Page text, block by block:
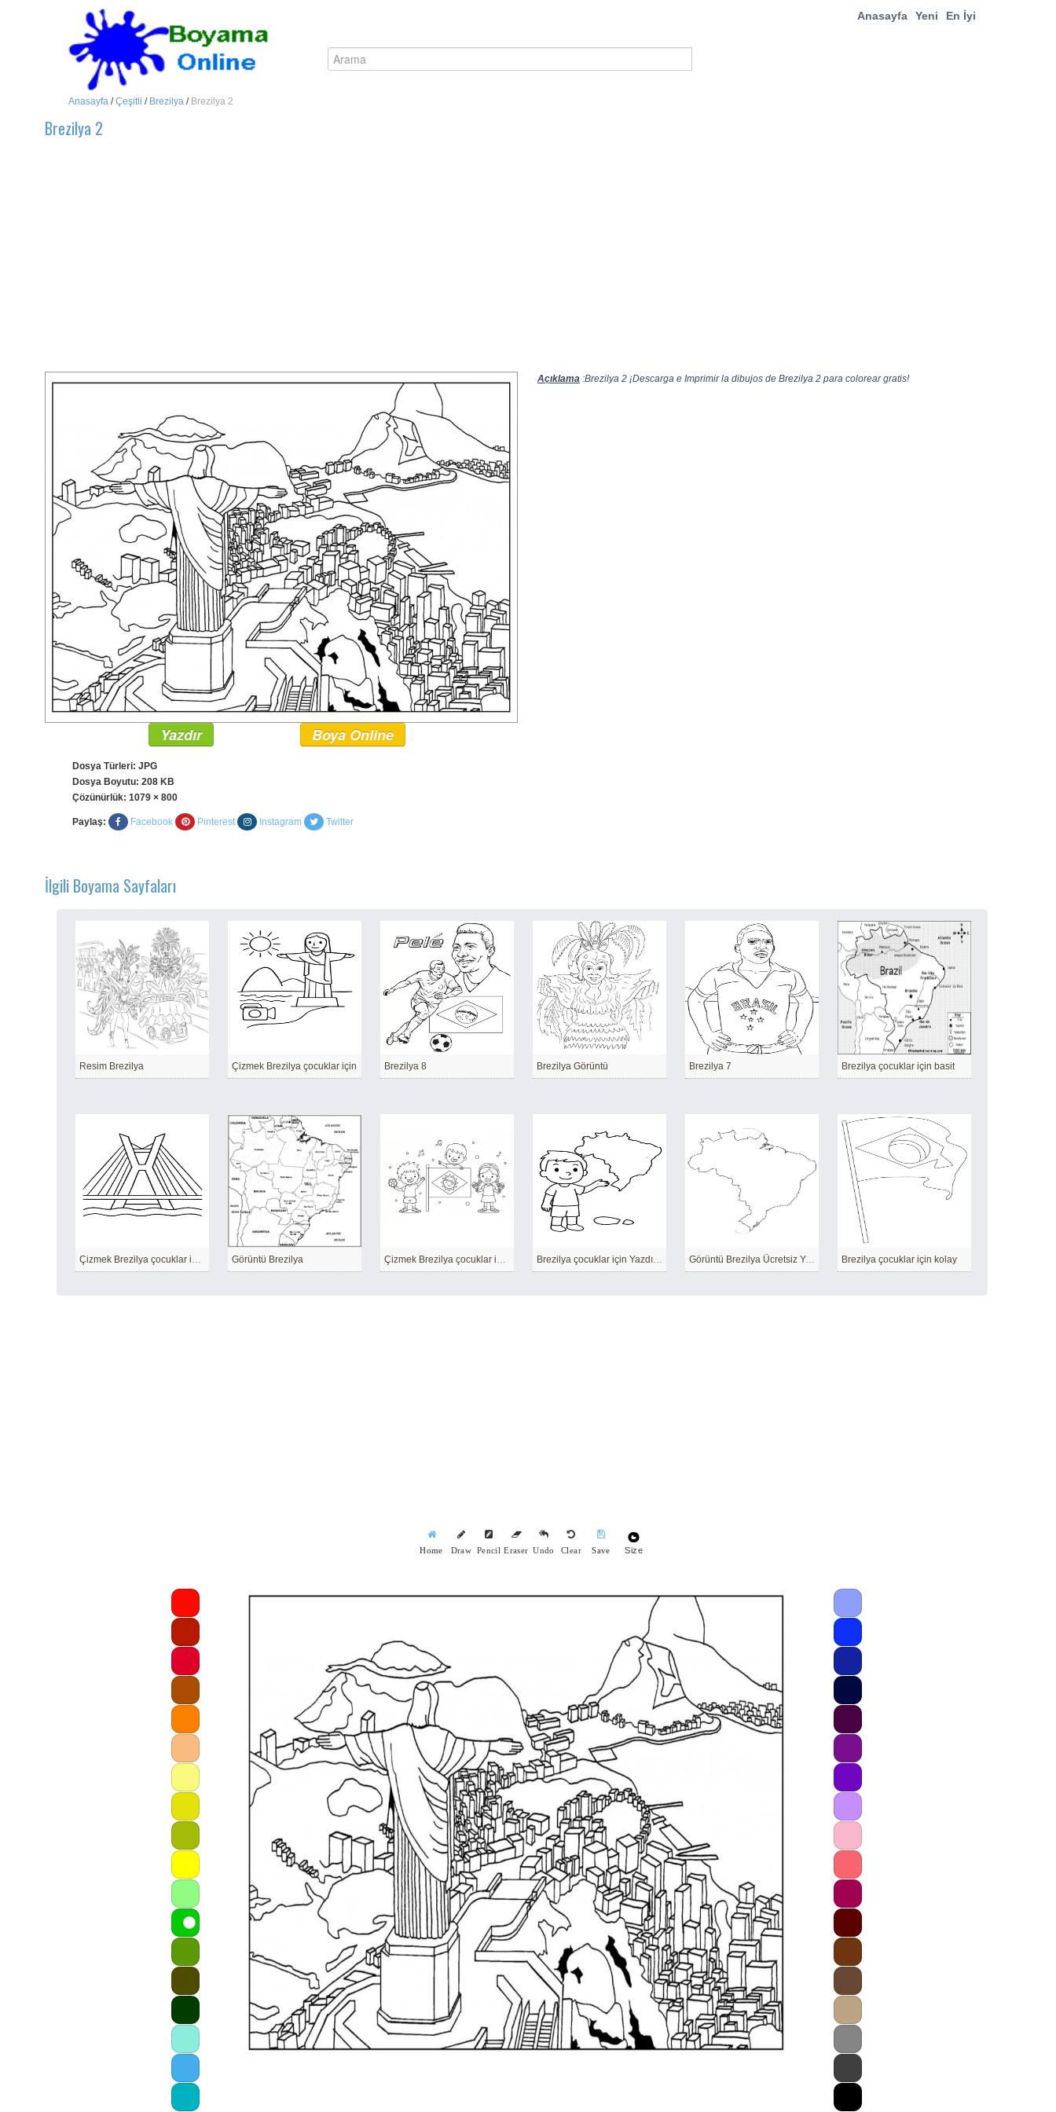
Anasayfa Yeni En İyi
Anasayfa /Çeşitli / Brezilya / Brezilya 2
Brezilya 2
Açıklama :Brezilya 2 ¡Descarga e Imprimir la dibujos de Brezilya 2 para colorear gratis!
Yazdır Boya Online
Dosya Türleri: JPG
Dosya Boyutu: 208 KB
Çözünürlük: 1079 × 800
Paylaş: Facebook Pinterest Instagram Twitter
İlgili Boyama Sayfaları
Resim Brezilya Çizmek Brezilya çocuklar için Brezilya 8 Brezilya Görüntü Brezilya 7 Brezilya çocuklar için basit
Çizmek Brezilya çocuklar için temel Görüntü Brezilya Çizmek Brezilya çocuklar için Ücretsiz Brezilya çocuklar için Yazdırılabilir Görüntü Brezilya Ücretsiz Yazdırılabilir Brezilya çocuklar için kolay
Home Draw Pencil Eraser Undo Clear Save Size